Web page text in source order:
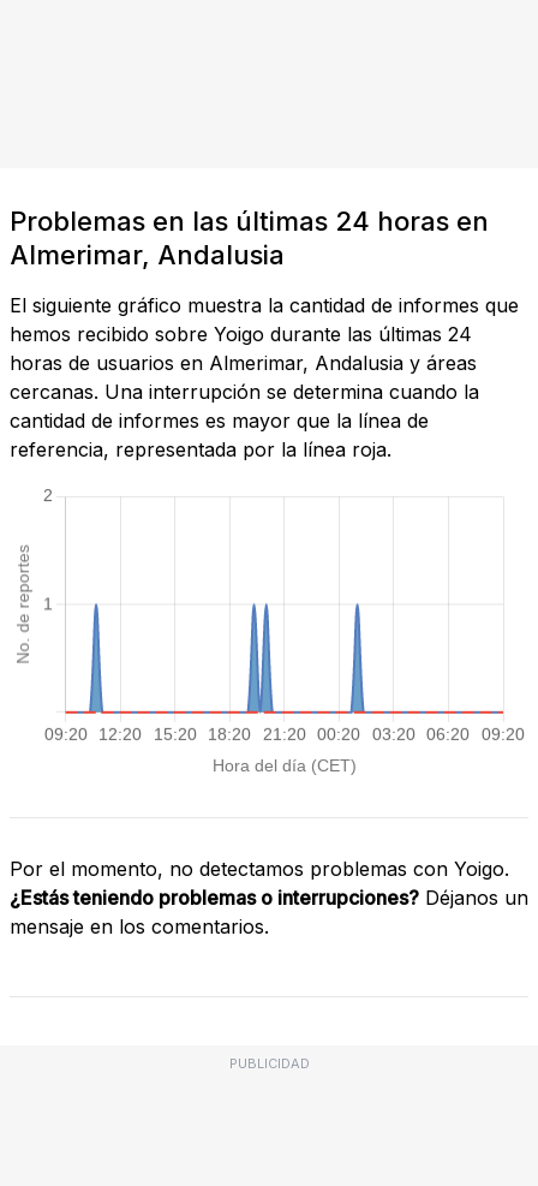
Problemas en las últimas 24 horas en
Almerimar, Andalusia
El siguiente gráfico muestra la cantidad de informes que
hemos recibido sobre Yoigo durante las últimas 24
horas de usuarios en Almerimar, Andalusia y áreas
cercanas. Una interrupción se determina cuando la
cantidad de informes es mayor que la línea de
referencia, representada por la línea roja.
Por el momento, no detectamos problemas con Yoigo.
¿Estás teniendo problemas o interrupciones? Déjanos un
mensaje en los comentarios.
PUBLICIDAD